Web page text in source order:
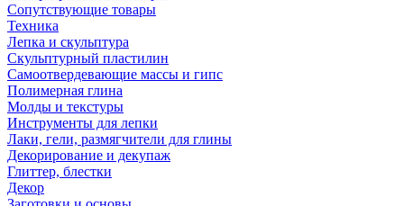
Сопутствующие товары
Техника
Лепка и скульптура
Скульптурный пластилин
Самоотвердевающие массы и гипс
Полимерная глина
Молды и текстуры
Инструменты для лепки
Лаки, гели, размягчители для глины
Декорирование и декупаж
Глиттер, блестки
Декор